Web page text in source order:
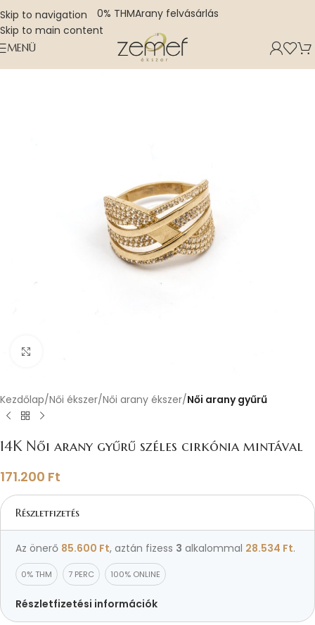
Skip to navigation
Skip to main content
0% THMArany felvásárlás
MENÜ
Kezdőlap Női ékszer Női arany ékszer Női arany gyűrű
14K Női arany gyűrű széles cirkónia mintával
171.200 Ft
Részletfizetés
Az önerő 85.600 Ft, aztán fizess 3 alkalommal 28.534 Ft.
0% THM 7 PERC 100% ONLINE
Részletfizetési információk